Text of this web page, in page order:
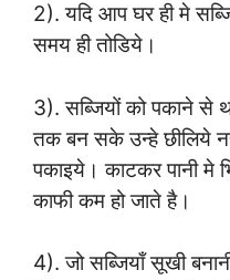
2). यदि आप घर ही मे
समय ही तोडिये।
3). सब्जियों को पकाने से
तक बन सके उन्हे छीलिये
पकाइये। काटकर पानी मे
काफी कम हो जाते है।
4). जो सब्जियाँ सूखी